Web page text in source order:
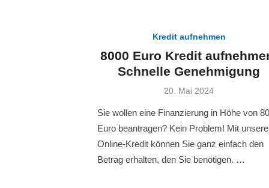
Kredit aufnehmen
8000 Euro Kredit
Schnelle Genehmigung
Veröffentlicht
20. Mai 2024
Sie wollen eine Finanzierung in Höhe von
Euro beantragen? Kein Problem! Mit
Online-Kredit können Sie ganz einfach den
Betrag erhalten, den Sie benötigen. …